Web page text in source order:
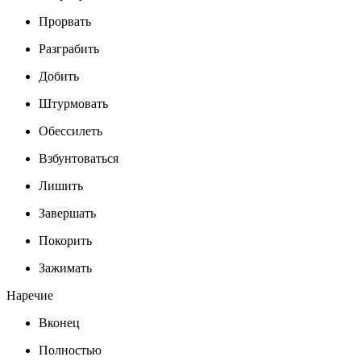
Прорвать
Разграбить
Добить
Штурмовать
Обессилеть
Взбунтоваться
Лишить
Завершать
Покорить
Зажимать
Наречие
Вконец
Полностью